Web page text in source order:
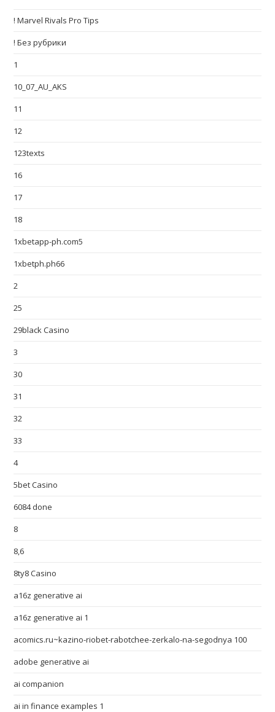
! Marvel Rivals Pro Tips
! Без рубрики
1
10_07_AU_AKS
11
12
123texts
16
17
18
1xbetapp-ph.com5
1xbetph.ph66
2
25
29black Casino
3
30
31
32
33
4
5bet Casino
6084 done
8
8,6
8ty8 Casino
a16z generative ai
a16z generative ai 1
acomics.ru~kazino-riobet-rabotchee-zerkalo-na-segodnya 100
adobe generative ai
ai companion
ai in finance examples 1